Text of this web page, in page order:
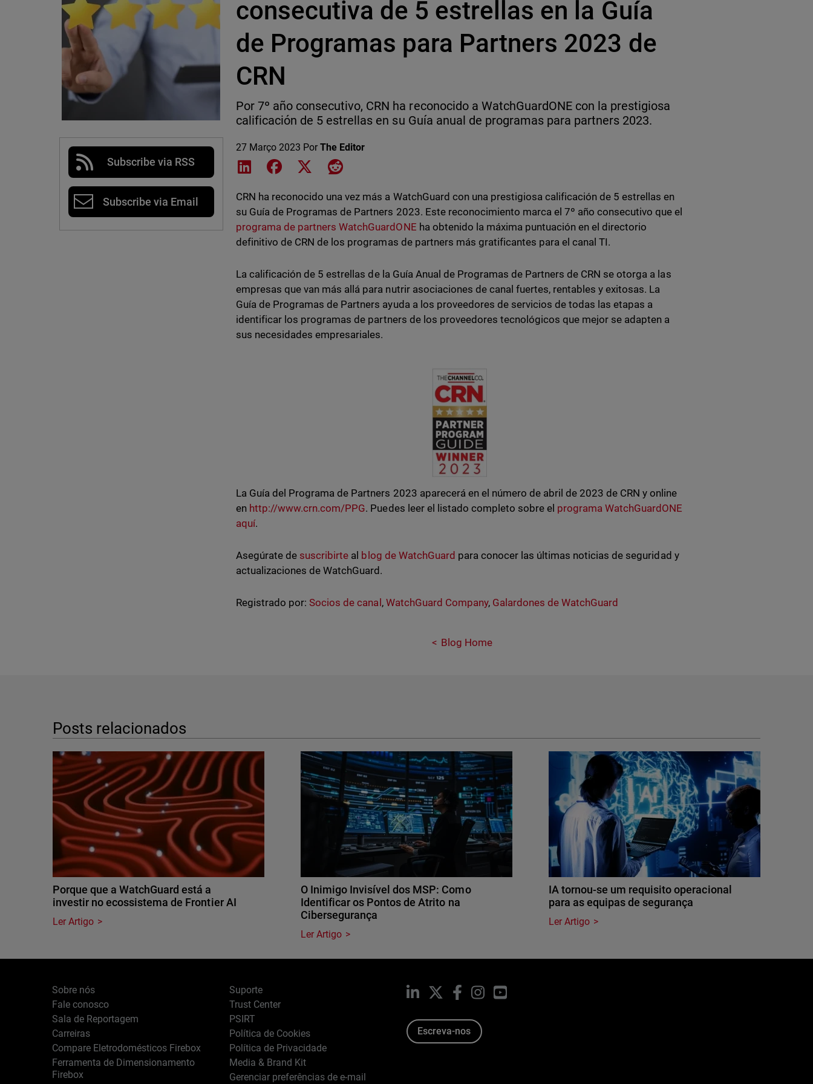
Subscribe via RSS
Subscribe via Email
consecutiva de 5 estrellas en la Guía
de Programas para Partners 2023 de
CRN
Por 7º año consecutivo, CRN ha reconocido a WatchGuardONE con la prestigiosa
calificación de 5 estrellas en su Guía anual de programas para partners 2023.
27 Março 2023 PorThe Editor
Share on LinkedIn
Share on Facebook
Share on XShare on Reddit
CRN ha reconocido una vez más a WatchGuard con una prestigiosa calificación de 5 estrellas en
su Guía de Programas de Partners 2023. Este reconocimiento marca el 7º año consecutivo que el
programa de partners WatchGuardONE ha obtenido la máxima puntuación en el directorio
definitivo de CRN de los programas de partners más gratificantes para el canal TI.
La calificación de 5 estrellas de la Guía Anual de Programas de Partners de CRN se otorga a las
empresas que van más allá para nutrir asociaciones de canal fuertes, rentables y exitosas. La
Guía de Programas de Partners ayuda a los proveedores de servicios de todas las etapas a
identificar los programas de partners de los proveedores tecnológicos que mejor se adapten a
sus necesidades empresariales.
La Guía del Programa de Partners 2023 aparecerá en el número de abril de 2023 de CRN y online
en http://www.crn.com/PPG. Puedes leer el listado completo sobre el programa WatchGuardONE
aquí.
Asegúrate de suscribirte al blog de WatchGuard para conocer las últimas noticias de seguridad y
actualizaciones de WatchGuard.
Registrado por: Socios de canal , WatchGuard Company, Galardones de WatchGuard
Blog Home
Posts relacionados
Porque que a WatchGuard está a
investir no ecossistema de Frontier AI
Ler Artigo
O Inimigo Invisível dos MSP: Como
Identificar os Pontos de Atrito na
Cibersegurança
Ler Artigo
IA tornou-se um requisito operacional
para as equipas de segurança
Ler Artigo
Sobre nós
Fale conosco
Sala de Reportagem
Carreiras
Compare Eletrodomésticos Firebox
Ferramenta de Dimensionamento
Firebox
Suporte
Trust Center
PSIRT
Política de Cookies
Política de Privacidade
Media & Brand Kit
Gerenciar preferências de e-mail
LinkedIn Facebook
InstagramYouTube
Escreva-nos